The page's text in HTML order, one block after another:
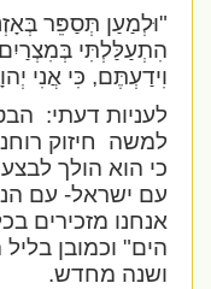
"וּלְמַעַן תְּסַפֵּר
הִתְעַלַּלְתִּי
וִידַעְתֶּם, כִּי אֲנִי
לעניות דעתי:
למשה חיזוק
כי הוא הולך לבצע
עם ישראל- עם
אנחנו מזכירים
הים" וכמובן
ושנה מחדש.